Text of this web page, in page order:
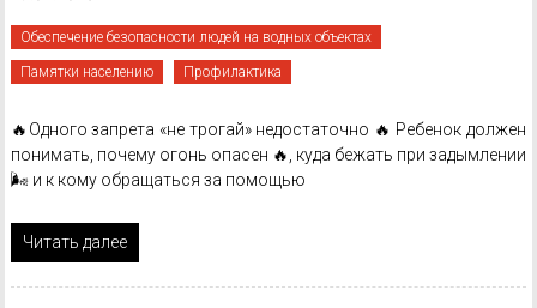
Обеспечение безопасности людей на водных объектах
Памятки населению Профилактика
🔥Одного запрета «не трогай» недостаточно 🔥 Ребенок должен
понимать, почему огонь опасен 🔥, куда бежать при задымлении
🌬️ и к кому обращаться за помощью
Читать далее